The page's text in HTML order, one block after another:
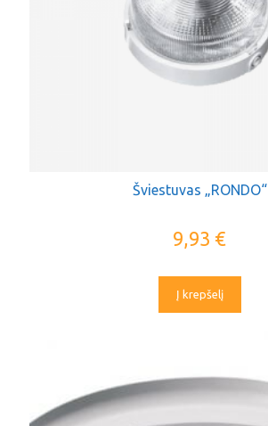
Šviestuvas „RONDO“
9,93 €
Į krepšelį